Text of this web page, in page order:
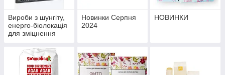
Вироби з шунгіту,
енерго-біолокація
для зміцнення
профілактики
хвороб
Новинки Серпня
2024
НОВИНКИ